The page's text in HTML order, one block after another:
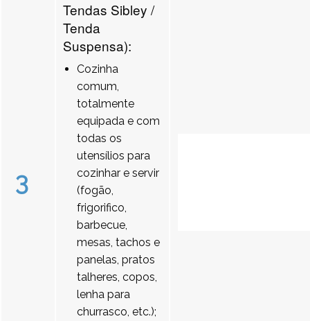
3
Tendas Sibley /
Tenda
Suspensa):
Cozinha
comum,
totalmente
equipada e com
todas os
utensílios para
cozinhar e servir
(fogão,
frigorifico,
barbecue,
mesas, tachos e
panelas, pratos
talheres, copos,
lenha para
churrasco, etc.);